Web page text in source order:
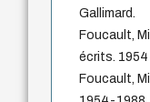
Gallimard.
Foucault,
écrits.
Foucault,